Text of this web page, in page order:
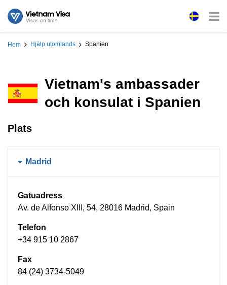
Hem Hjälp utomlands Spanien
Vietnam's ambassader
och konsulat i Spanien
Plats
Madrid
Gatuadress
Av. de Alfonso XIII, 54, 28016 Madrid, Spain
Telefon
+34 915 10 2867
Fax
84 (24) 3734-5049